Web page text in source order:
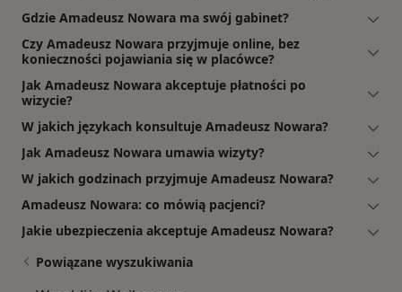
Gdzie Amadeusz Nowara ma swój gabinet?
Czy Amadeusz Nowara przyjmuje online, bez
konieczności pojawiania się w placówce?
Jak Amadeusz Nowara akceptuje płatności po
wizycie?
W jakich językach konsultuje Amadeusz Nowara?
Jak Amadeusz Nowara umawia wizyty?
W jakich godzinach przyjmuje Amadeusz Nowara?
Amadeusz Nowara: co mówią pacjenci?
Jakie ubezpieczenia akceptuje Amadeusz Nowara?
Powiązane wyszukiwania